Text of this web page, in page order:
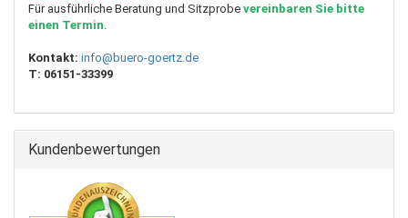
Für ausführliche Beratung und Sitzprobe vereinbaren Sie bitte
einen Termin
Kontakt: info@buero-goertz.de
T: 06151-33399
Kundenbewertungen